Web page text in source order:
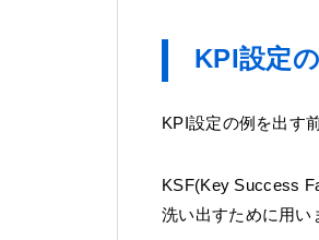
KPI設定
KPI設定の例を出す
KSF(Key Success
洗い出すために用い